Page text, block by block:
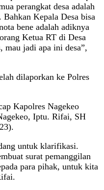
perangkat desa adalah
Kepala Desa bisa
bene adalah adiknya
Ketua RT di Desa
mau jadi apa ini desa”,
dilaporkan ke Polres
Kapolres Nagekeo
Iptu. Rifai, SH
untuk klarifikasi.
surat pemanggilan
para pihak, untuk kita